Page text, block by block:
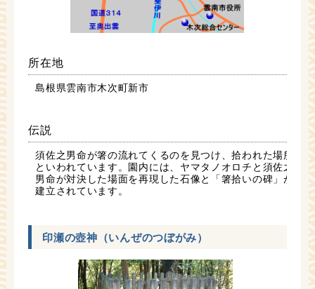
所在地
島根県雲南市木次町新市
伝説
須佐之男命が箸の流れてくるのを見つけ、拾われた場所
といわれています。園内には、ヤマタノオロチと須佐之
男命が対決した場面を再現した石像と「箸拾いの碑」が
建立されています。
印瀬の壺神（いんぜのつぼがみ）